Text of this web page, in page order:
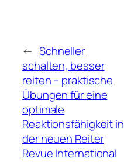
← Schneller
schalten, besser
reiten – praktische
Übungen für eine
optimale
Reaktionsfähigkeit in
der neuen Reiter
Revue International